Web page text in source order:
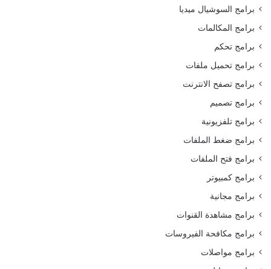
برامج السوشيال ميديا
برامج المكالمات
برامج تحكم
برامج تحميل ملفات
برامج تصفح الانترنت
برامج تصميم
برامج تلفزيونية
برامج ضغط الملفات
برامج فتح الملفات
برامج كمبيوتر
برامج مجانية
برامج مشاهدة القنوات
برامج مكافحة الفيروسات
برامج مواصلات